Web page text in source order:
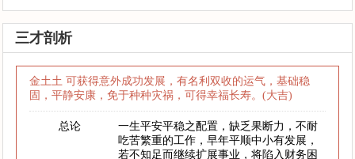
三才剖析
金土土 可获得意外成功发展，有名利双收的运气，基础稳
固，平静安康，免于种种灾祸，可得幸福长寿。(大吉)
总论
一生平安平稳之配置，缺乏果断力，不耐
吃苦繁重的工作，早年平顺中小有发展，
若不知足而继续扩展事业，将陷入财务困